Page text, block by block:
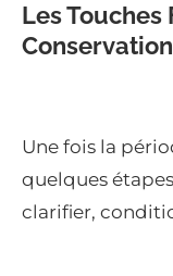
Les
Une fois la
quelques
clarifier,